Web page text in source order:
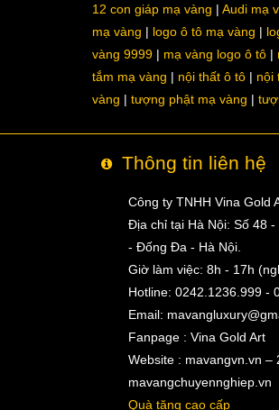
12 con giáp mạ vàng Audi mạ
mạ vàng
logo ô tô mạ vàng
vàng 9999
mạ vàng logo ô tô
tắm mạ vàng
nội thất ô tô nội
vàng
tượng phật mạ vàng
Thông tin liên hệ
Công ty TNHH Vina Gold
Địa chỉ tại Hà Nội: Số 48
- Đống Đa - Hà Nội.
Giờ làm việc: 8h - 17h
Hotline: 0242.1236.999 -
Email:
Fanpage : Vina Gold Art
Website : mavangvn.vn –
mavangchuyennghiep.vn
Quà tặng cao cấp